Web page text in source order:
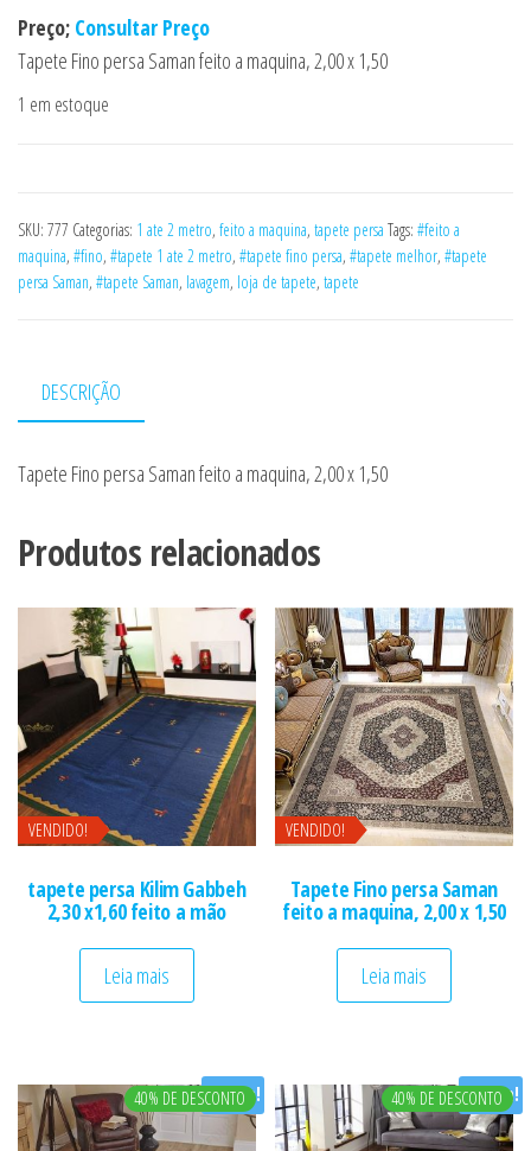
Preço; Consultar Preço
Tapete Fino persa Saman feito a maquina, 2,00 x 1,50
1 em estoque
SKU: 777 Categorias: 1 ate 2 metro, feito a maquina, tapete persa Tags: #feito a
maquina, #fino, #tapete 1 ate 2 metro, #tapete fino persa, #tapete melhor, #tapete
persa Saman, #tapete Saman, lavagem, loja de tapete, tapete
DESCRIÇÃO
Tapete Fino persa Saman feito a maquina, 2,00 x 1,50
Produtos relacionados
VENDIDO!
tapete persa Kilim Gabbeh
2,30 x1,60 feito a mão
Leia mais
VENDIDO!
Tapete Fino persa Saman
feito a maquina, 2,00 x 1,50
Leia mais
Oferta!
40% DE DESCONTO Oferta!
40% DE DESCONTO